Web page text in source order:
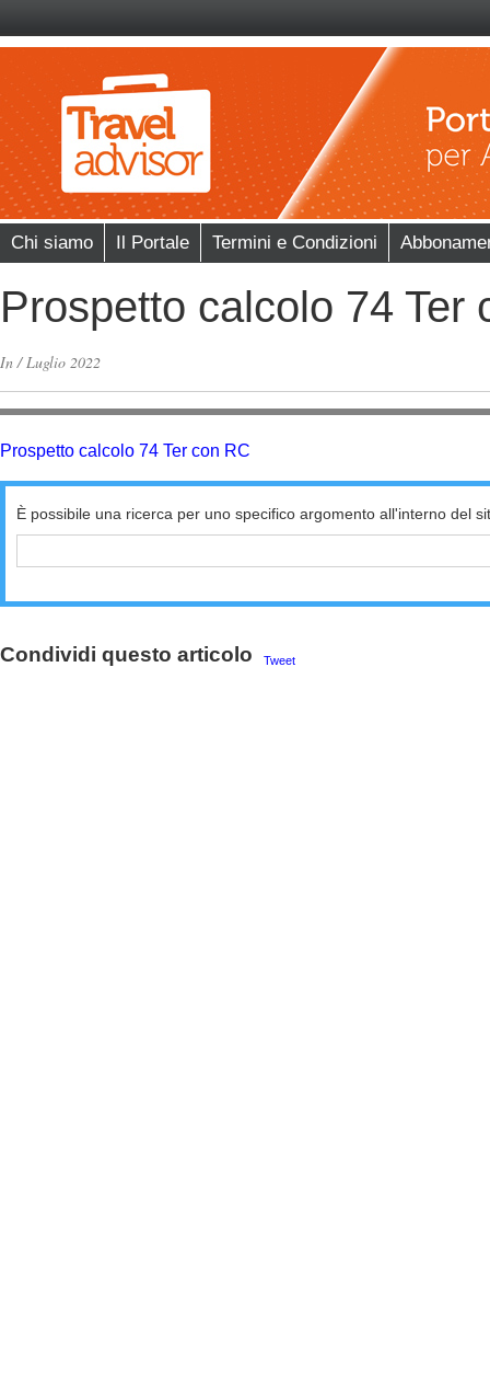
Chi siamo Il Portale Termini e Condizioni
Prospetto calcolo 74 Ter
In/Luglio 2022
Prospetto calcolo 74 Ter con RC
È possibile una ricerca per uno specifico argomento all'interno del
Condividi questo articolo Tweet